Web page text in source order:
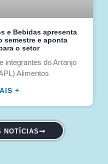
e Bebidas apresenta
semestre e aponta
o setor
integrantes do Arranjo
Alimentos
+
NOTÍCIAS